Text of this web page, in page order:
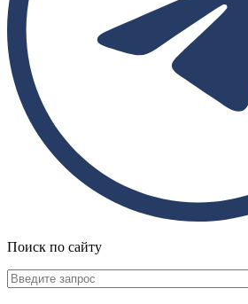
Поиск по сайту